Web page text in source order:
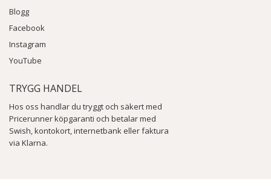
Blogg
Facebook
Instagram
YouTube
TRYGG HANDEL
Hos oss handlar du tryggt och säkert med
Pricerunner köpgaranti och betalar med
Swish, kontokort, internetbank eller faktura
via Klarna.